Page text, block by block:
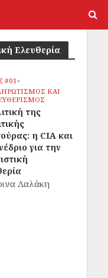
Ελευθερία
#01•
ΚΑΙ
της
η CIA και
για την
Λαλάκη